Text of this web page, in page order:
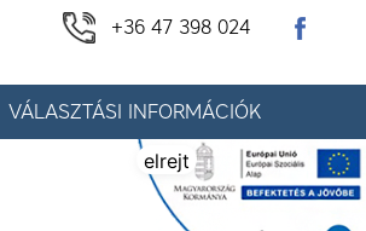
+36 47 398 024
VÁLASZTÁSI INFORMÁCIÓK
elrejt